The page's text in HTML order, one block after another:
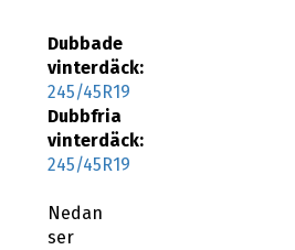
Dubbade
vinterdäck:
245/45R19
Dubbfria
vinterdäck:
245/45R19
Nedan
ser